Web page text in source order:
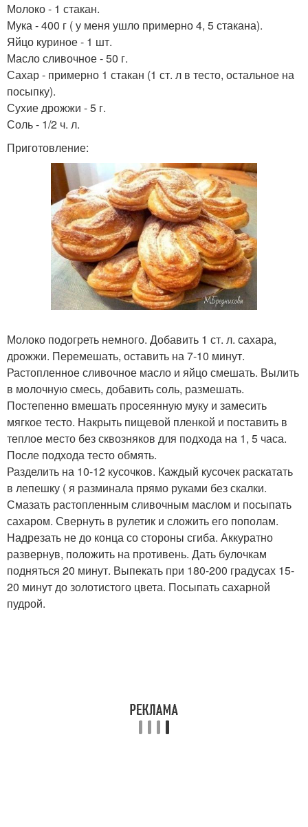
Молоко - 1 стакан.
Мука - 400 г ( у меня ушло примерно 4, 5 стакана).
Яйцо куриное - 1 шт.
Масло сливочное - 50 г.
Сахар - примерно 1 стакан (1 ст. л в тесто, остальное на
посыпку).
Сухие дрожжи - 5 г.
Соль - 1/2 ч. л.
Приготовление:
Молоко подогреть немного. Добавить 1 ст. л. сахара,
дрожжи. Перемешать, оставить на 7-10 минут.
Растопленное сливочное масло и яйцо смешать. Вылить
в молочную смесь, добавить соль, размешать.
Постепенно вмешать просеянную муку и замесить
мягкое тесто. Накрыть пищевой пленкой и поставить в
теплое место без сквозняков для подхода на 1, 5 часа.
После подхода тесто обмять.
Разделить на 10-12 кусочков. Каждый кусочек раскатать
в лепешку ( я разминала прямо руками без скалки.
Смазать растопленным сливочным маслом и посыпать
сахаром. Свернуть в рулетик и сложить его пополам.
Надрезать не до конца со стороны сгиба. Аккуратно
развернув, положить на противень. Дать булочкам
подняться 20 минут. Выпекать при 180-200 градусах 15-
20 минут до золотистого цвета. Посыпать сахарной
пудрой.